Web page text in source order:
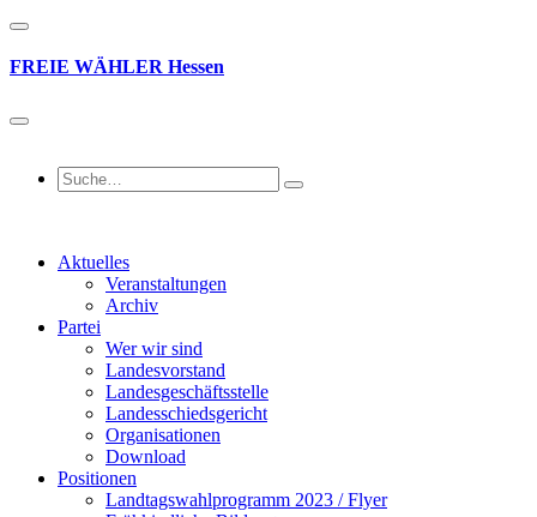
FREIE WÄHLER Hessen
Aktuelles
Veranstaltungen
Archiv
Partei
Wer wir sind
Landesvorstand
Landesgeschäftsstelle
Landesschiedsgericht
Organisationen
Download
Positionen
Landtagswahlprogramm 2023 / Flyer